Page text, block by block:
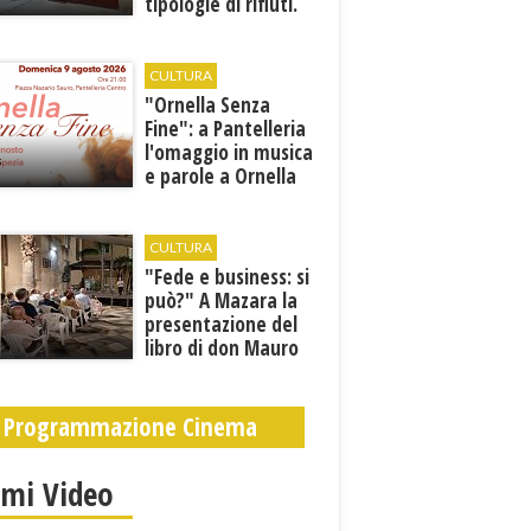
CULTURA
​"Ornella Senza
Fine": a Pantelleria
l'omaggio in musica
e parole a Ornella
CULTURA
"Fede e business: si
può?" A Mazara la
presentazione del
libro di don Mauro
Programmazione Cinema
Video